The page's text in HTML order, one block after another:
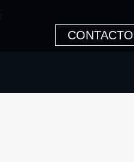
CONTACTO